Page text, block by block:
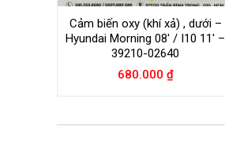
Cảm biến oxy (khí xả) , dưới –
Hyundai Morning 08′ / I10 11′ –
39210-02640
680.000 ₫